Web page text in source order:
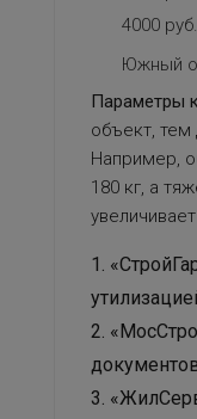
4000 руб.
Южный
Параметры
объект,
Например,
180 кг, а